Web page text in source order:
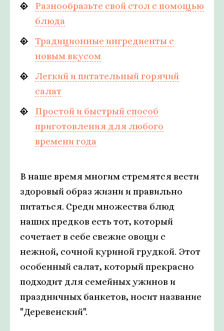
Разнообразьте свой стол с помощью
блюда
Традиционные ингредиенты с
новым вкусом
Легкий и питательный горячий
салат
Простой и быстрый способ
приготовления для любого
времени года
В наше время многим стремятся вести
здоровый образ жизни и правильно
питаться. Среди множества блюд
наших предков есть тот, который
сочетает в себе свежие овощи с
нежной, сочной куриной грудкой. Этот
особенный салат, который прекрасно
подходит для семейных ужинов и
праздничных банкетов, носит название
"Деревенский".